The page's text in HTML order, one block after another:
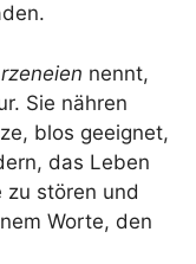
nennt,
Sie näh­ren
blos geeig­net,
das Leben
zu stö­ren und
Wor­te, den